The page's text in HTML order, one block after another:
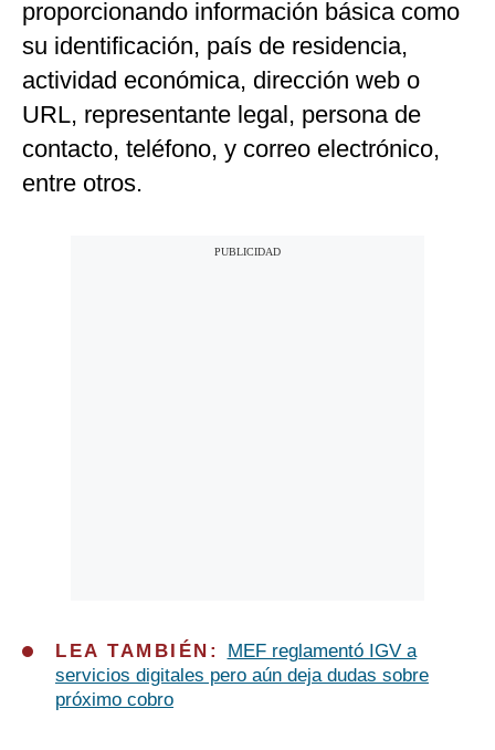
proporcionando información básica como
su identificación, país de residencia,
actividad económica, dirección web o
URL, representante legal, persona de
contacto, teléfono, y correo electrónico,
entre otros.
LEA TAMBIÉN:
MEF reglamentó IGV a
servicios digitales pero aún deja dudas sobre
próximo cobro